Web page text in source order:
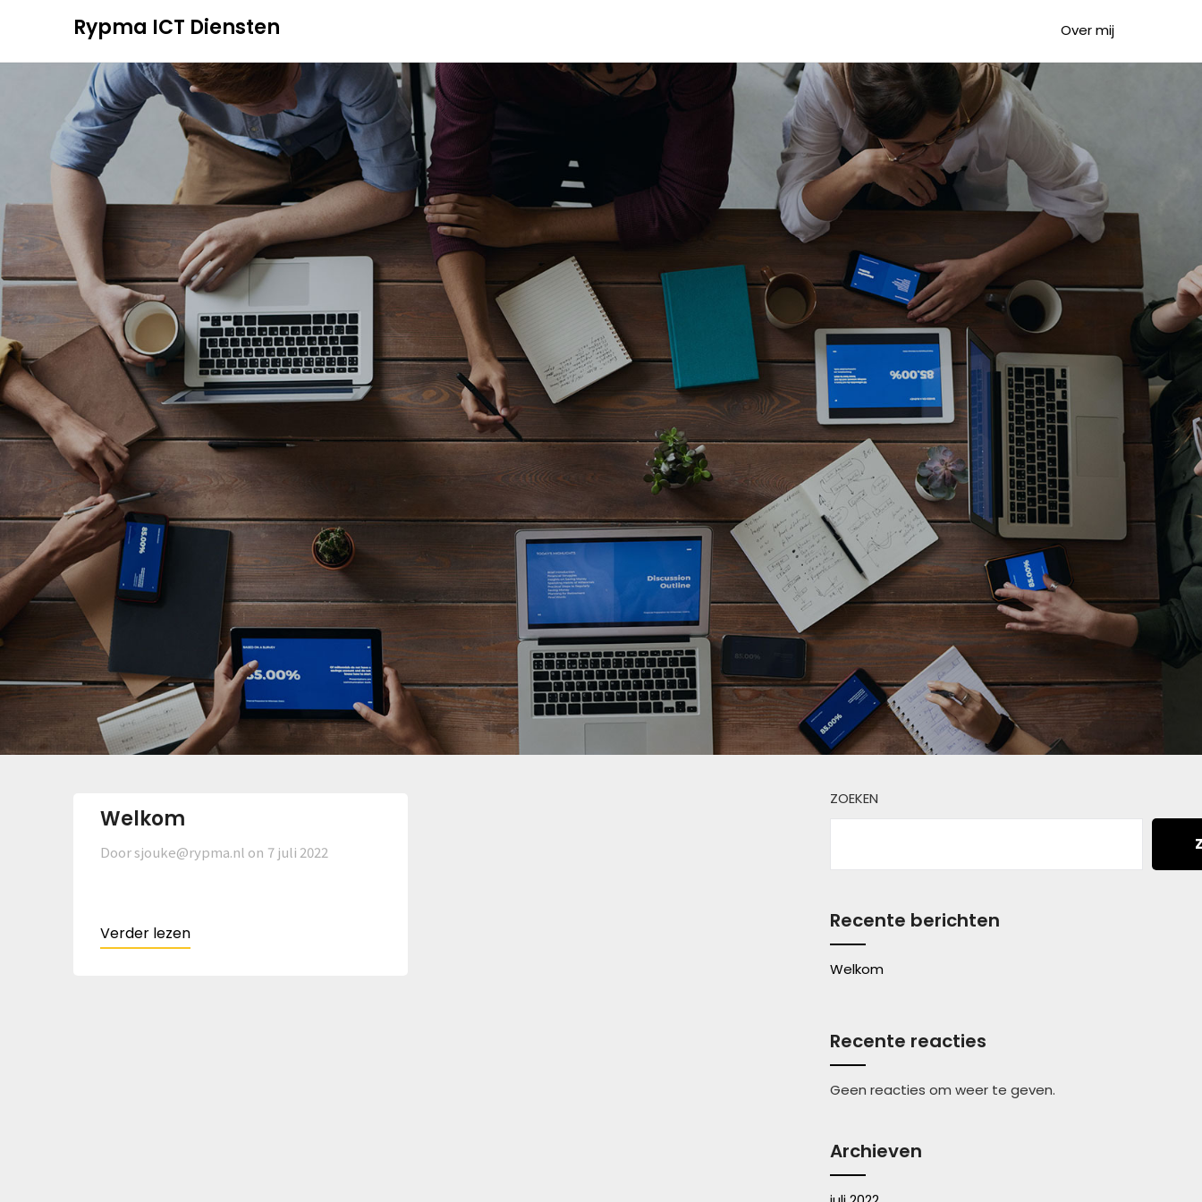
Rypma ICT Diensten Over mij
Welkom
Door sjouke@rypma.nl on 7 juli 2022
Verder lezen
ZOEKEN
Recente berichten
Welkom
Recente reacties
Geen reacties om weer te geven.
Archieven